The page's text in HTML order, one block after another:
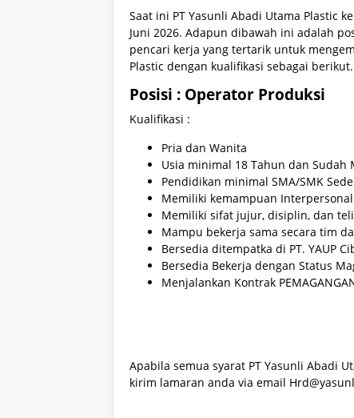
Saat ini PT Yasunli Abadi Utama Plastic
Juni 2026. Adapun dibawah ini adalah
pencari kerja yang tertarik untuk
Plastic dengan kualifikasi sebagai berikut.
Posisi : Operator Produksi
Kualifikasi :
Pria dan Wanita
Usia minimal 18 Tahun dan Sudah
Pendidikan minimal SMA/SMK
Memiliki kemampuan
Memiliki sifat jujur, disiplin, dan
Mampu bekerja sama secara tim
Bersedia ditempatka di PT. YAUP
Bersedia Bekerja dengan Status
Menjalankan Kontrak
Apabila semua syarat PT Yasunli Abadi
kirim lamaran anda via email